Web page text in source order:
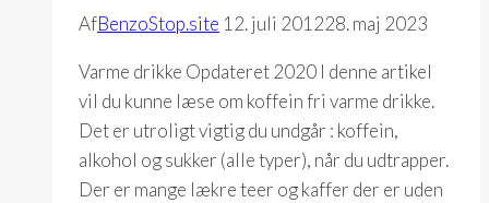
AfBenzoStop.site 12. juli 201228. maj 2023
Varme drikke Opdateret 2020 I denne artikel
vil du kunne læse om koffein fri varme drikke.
Det er utroligt vigtig du undgår : koffein,
alkohol og sukker (alle typer), når du udtrapper.
Der er mange lækre teer og kaffer der er uden